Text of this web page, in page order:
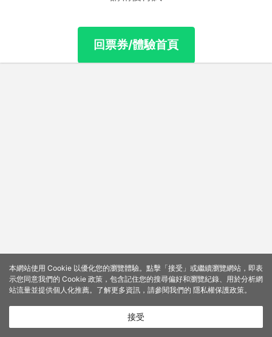
回票券/體驗首頁
本網站使用 Cookie 以優化您的瀏覽體驗。點擊「接受」或繼續瀏覽網站，即表
示您同意我們的 Cookie 政策，包含記住您的搜尋偏好和瀏覽紀錄、用於分析網
站流量並提供個人化推薦。了解更多資訊，請參閱我們的 隱私權保護政策。
接受